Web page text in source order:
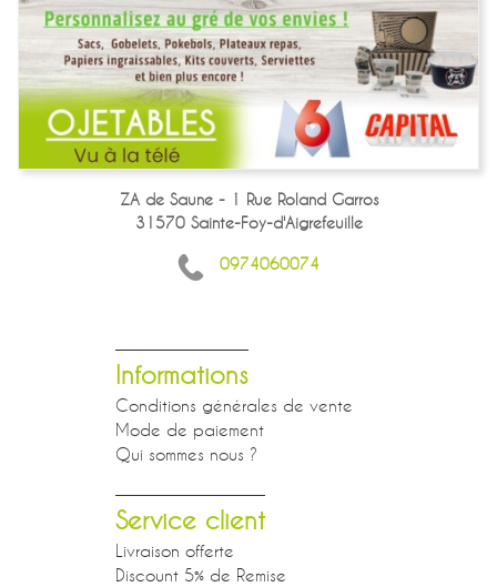
ZA de Saune - 1 Rue Roland Garros
31570 Sainte-Foy-d'Aigrefeuille
0974060074
Informations
Conditions générales de vente
Mode de paiement
Qui sommes nous ?
Service client
Livraison offerte
Discount 5% de Remise